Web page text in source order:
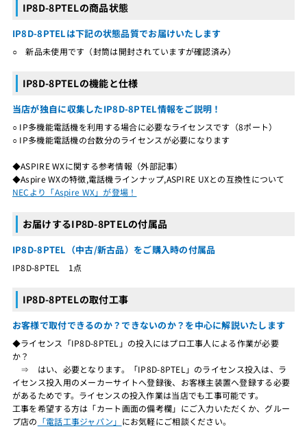
IP8D-8PTELの商品状態
IP8D-8PTELは下記の状態品質でお届けいたします
○ 新品未使用です（封筒は開封されていますが確認済み）
IP8D-8PTELの機能と仕様
当店が独自に収集したIP8D-8PTEL情報をご説明！
○ IP多機能電話機を利用する場合に必要なライセンスです（8ポート）
○ IP多機能電話機の台数分のライセンスが必要になります
◆ASPIRE WXに関する参考情報（外部記事）
◆Aspire WXの特徴,電話機ラインナップ,ASPIRE UXとの互換性について
NECより「Aspire WX」が登場！
お届けするIP8D-8PTELの付属品
IP8D-8PTEL（中古/新古品）をご購入時の付属品
IP8D-8PTEL 1点
IP8D-8PTELの取付工事
お客様で取付できるのか？できないのか？を中心に解説いたします
◆ライセンス「IP8D-8PTEL」の投入にはプロ工事人による作業が必要
か？
⇒ はい、必要となります。「IP8D-8PTEL」のライセンス投入は、ラ
イセンス投入用のメーカーサイトへ登録後、お客様主装置へ登録する必要
があるためです。ライセンスの投入作業は当店でも工事可能です。
工事を希望する方は「カート画面の備考欄」にご入力いただくか、グルー
プ店の 「電話工事ジャパン」 にお気軽にご相談ください。